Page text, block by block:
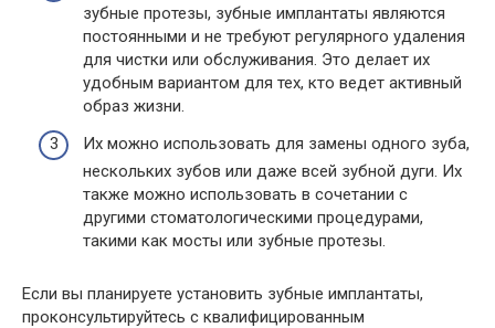
зубные протезы, зубные имплантаты являются
постоянными и не требуют регулярного удаления
для чистки или обслуживания. Это делает их
удобным вариантом для тех, кто ведет активный
образ жизни.
Их можно использовать для замены одного зуба,
нескольких зубов или даже всей зубной дуги. Их
также можно использовать в сочетании с
другими стоматологическими процедурами,
такими как мосты или зубные протезы.
Если вы планируете установить зубные имплантаты,
проконсультируйтесь с квалифицированным